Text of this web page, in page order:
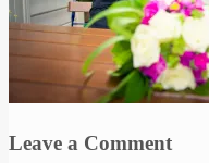
Leave a Comment